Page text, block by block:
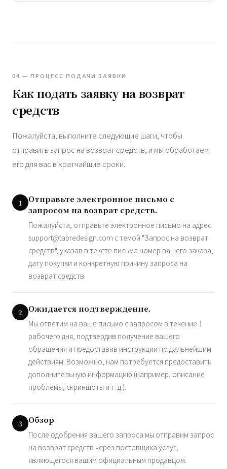
04 — ПРОЦЕСС ПОДАЧИ ЗАЯВКИ
Как подать заявку на возврат
средств
Пожалуйста, выполните следующие шаги, чтобы
отправить запрос на возврат средств, и мы обработаем
его для вас в кратчайшие сроки.
1
Отправьте электронное письмо с
запросом на возврат средств.
Пожалуйста, отправьте электронное письмо на адрес
support@tabredesign.com с темой "Запрос на возврат
средств", указав в тексте письма номер вашего заказа,
дату покупки и конкретную причину запроса на
возврат средств.
2 Ожидается подтверждение.
Мы ответим на ваше письмо с запросом в течение 1
рабочего дня, подтвердив получение вашего
обращения и предоставив инструкции по дальнейшим
действиям. Возможно, нам потребуется предоставить
дополнительную информацию (например, описание
проблемы, скриншоты и т. д.).
3 Обзор
После одобрения вашего запроса мы отправим запрос
на возврат средств через поставщика услуг,
являющегося вашим официальным продавцом.